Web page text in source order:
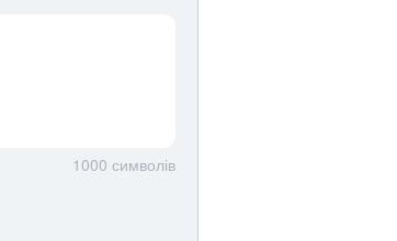
1000 символів